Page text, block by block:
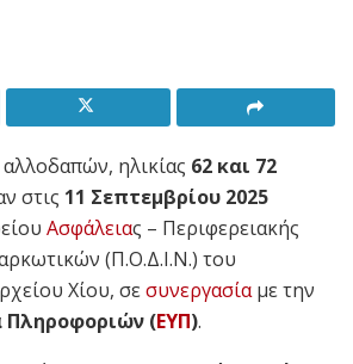
ηλικίας 62 και 72
στις 11 Σεπτεμβρίου 2025
Ασφάλειας – Περιφερειακής
(Π.Ο.Δ.Ι.Ν.) του
Χίου, σεσυνεργασίαμε την
Πληροφοριών (ΕΥΠ).